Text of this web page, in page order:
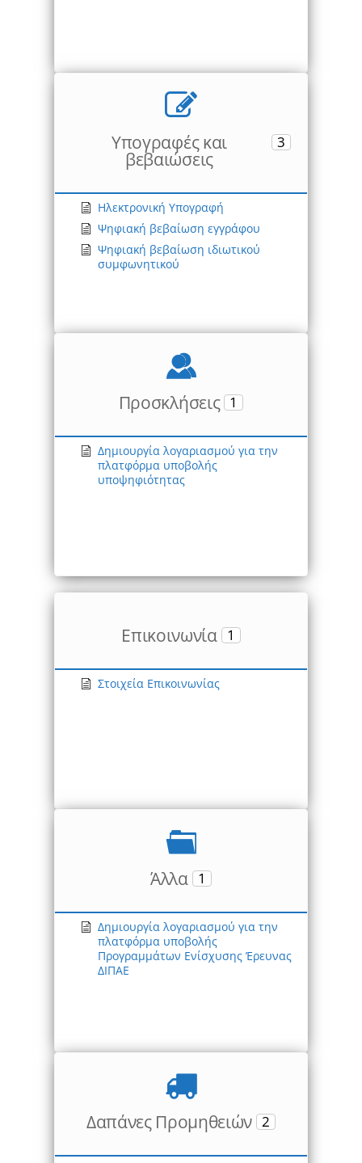
Υπογραφές και
βεβαιώσεις
3
Ηλεκτρονική Υπογραφή
Ψηφιακή βεβαίωση εγγράφου
Ψηφιακή βεβαίωση ιδιωτικού
συμφωνητικού
Προσκλήσεις 1
Δημιουργία λογαριασμού για την
πλατφόρμα υποβολής
υποψηφιότητας
Επικοινωνία 1
Στοιχεία Επικοινωνίας
Άλλα 1
Δημιουργία λογαριασμού για την
πλατφόρμα υποβολής
Προγραμμάτων Ενίσχυσης Έρευνας
ΔΙΠΑΕ
Δαπάνες Προμηθειών 2